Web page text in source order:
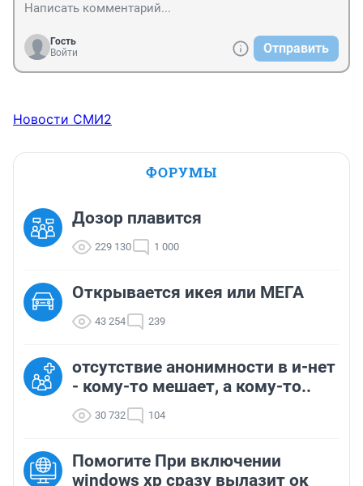
Гость
Войти
Отправить
Новости СМИ2
ФОРУМЫ
Дозор плавится
229 130 1 000
Открывается икея или МЕГА
43 254 239
отсутствие анонимности в и-нет
- кому-то мешает, а кому-то..
30 732 104
Помогите При включении
windows xp сразу вылазит ок